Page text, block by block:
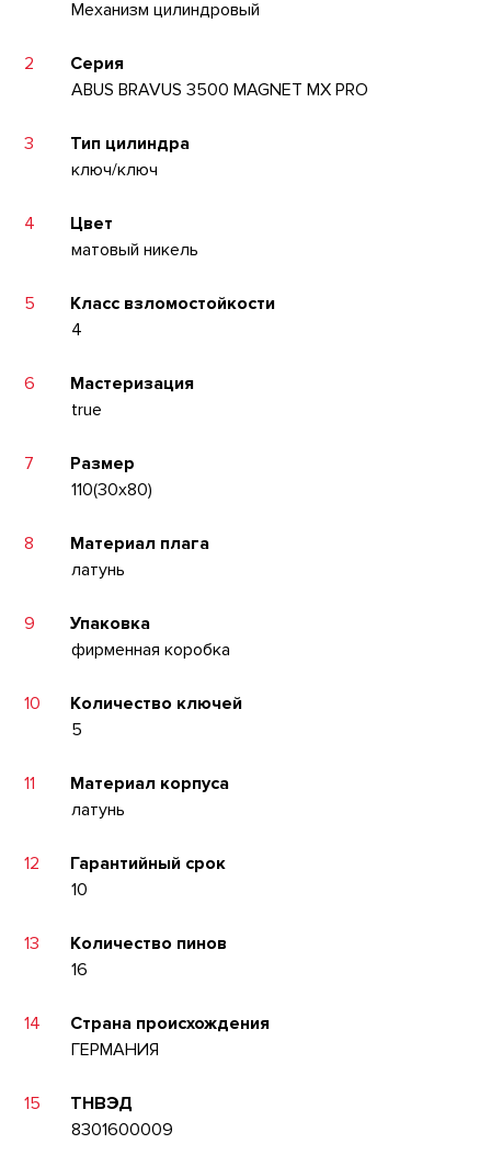
Механизм цилиндровый
2
Серия
ABUS BRAVUS 3500 MAGNET MX PRO
3
Тип цилиндра
ключ/ключ
4
Цвет
матовый никель
5
Класс взломостойкости
4
6
Мастеризация
true
7
Размер
110(30x80)
8
Материал плага
латунь
9
Упаковка
фирменная коробка
10
Количество ключей
5
11
Материал корпуса
латунь
12
Гарантийный срок
10
13
Количество пинов
16
14
Страна происхождения
ГЕРМАНИЯ
15
ТНВЭД
8301600009